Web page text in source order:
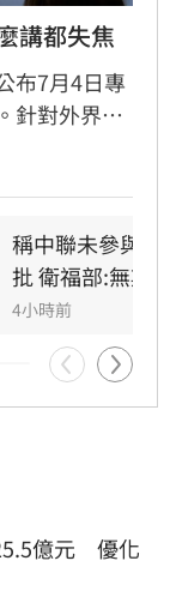
講都失焦
布7月4日專
針對外界質
強調專家
20%下架標
記者：簡浩
稱中聯未參與
批 衛福部:無欺
4小時前
億元　優化